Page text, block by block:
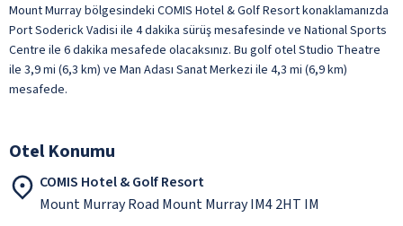
Mount Murray bölgesindeki COMIS Hotel & Golf Resort konaklamanızda
Port Soderick Vadisi ile 4 dakika sürüş mesafesinde ve National Sports
Centre ile 6 dakika mesafede olacaksınız. Bu golf otel Studio Theatre
ile 3,9 mi (6,3 km) ve Man Adası Sanat Merkezi ile 4,3 mi (6,9 km)
mesafede.
Otel Konumu
COMIS Hotel & Golf Resort
Mount Murray Road Mount Murray IM4 2HT IM